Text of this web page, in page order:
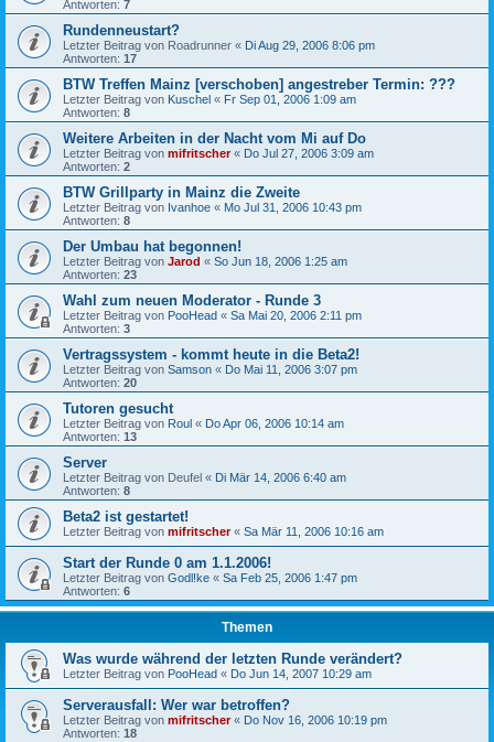
Antworten: 7
Rundenneustart?
Letzter Beitrag von Roadrunner « Di Aug 29, 2006 8:06 pm
Antworten: 17
BTW Treffen Mainz [verschoben] angestreber Termin: ???
Letzter Beitrag von Kuschel « Fr Sep 01, 2006 1:09 am
Antworten: 8
Weitere Arbeiten in der Nacht vom Mi auf Do
Letzter Beitrag von mifritscher« Do Jul 27, 2006 3:09 am
Antworten: 2
BTW Grillparty in Mainz die Zweite
Letzter Beitrag von Ivanhoe « Mo Jul 31, 2006 10:43 pm
Antworten: 8
Der Umbau hat begonnen!
Letzter Beitrag von Jarod « So Jun 18, 2006 1:25 am
Antworten: 23
Wahl zum neuen Moderator - Runde 3
Letzter Beitrag von PooHead « Sa Mai 20, 2006 2:11 pm
Antworten: 3
Vertragssystem - kommt heute in die Beta2!
Letzter Beitrag von Samson « Do Mai 11, 2006 3:07 pm
Antworten: 20
Tutoren gesucht
Letzter Beitrag von Roul « Do Apr 06, 2006 10:14 am
Antworten: 13
Server
Letzter Beitrag von Deufel « Di Mär 14, 2006 6:40 am
Antworten: 8
Beta2 ist gestartet!
Letzter Beitrag von mifritscher« Sa Mär 11, 2006 10:16 am
Start der Runde 0 am 1.1.2006!
Letzter Beitrag von Godl!ke « Sa Feb 25, 2006 1:47 pm
Antworten: 6
Themen
Was wurde während der letzten Runde verändert?
Letzter Beitrag von PooHead « Do Jun 14, 2007 10:29 am
Serverausfall: Wer war betroffen?
Letzter Beitrag von mifritscher« Do Nov 16, 2006 10:19 pm
Antworten: 18